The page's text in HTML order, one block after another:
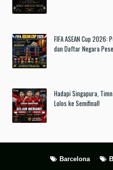
FIFA ASEAN Cup
dan Daftar Negara
Hadapi Singapura,
Lolos ke Semifinal!
Barcelona